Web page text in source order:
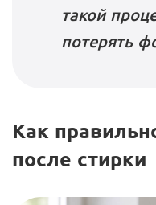
такой
потерять
Как
после стирки